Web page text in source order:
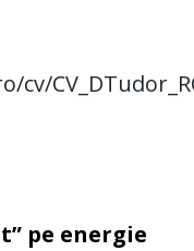
pe energie